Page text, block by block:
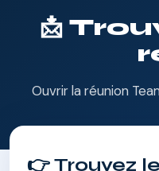
📩
Ouvrir la réunion
👉 Trouvez